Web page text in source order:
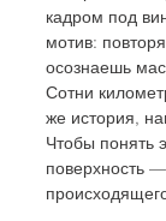
кадром под
мотив:
осознаешь
Сотни
же история,
Чтобы понять
поверхность